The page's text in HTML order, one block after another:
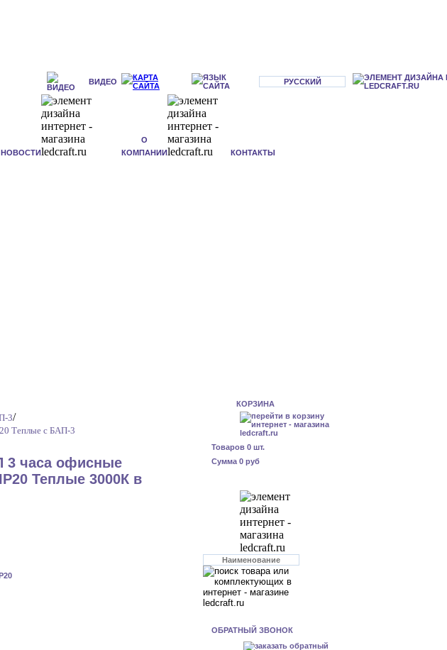
ВИДЕО РУССКИЙ
НОВОСТИ
О
КОМПАНИИ
КОНТАКТЫ
3/
Теплые с БАП-3
3 часа офисные
Теплые 3000К в
КОРЗИНА
Товаров 0 шт.
Сумма 0 руб
ОБРАТНЫЙ ЗВОНОК